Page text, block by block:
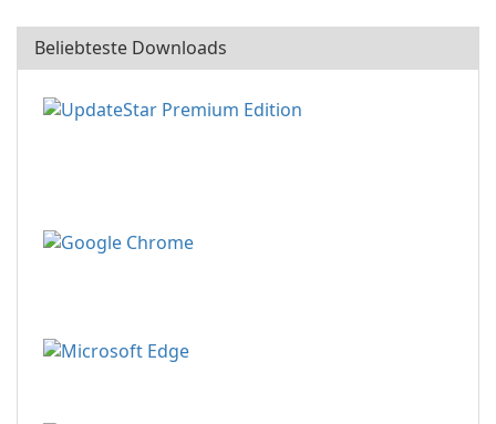
Beliebteste Downloads